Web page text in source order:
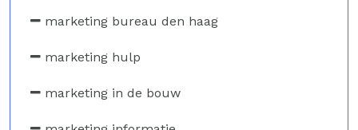
marketing bureau den haag
marketing hulp
marketing in de bouw